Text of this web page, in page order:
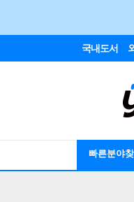
국내도서
빠른분야찾